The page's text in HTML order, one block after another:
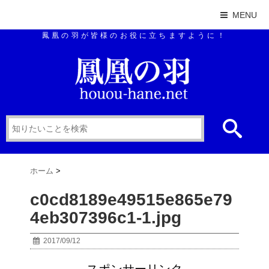
MENU
鳳凰の羽が皆様のお役に立ちますように！
ホーム >
c0cd8189e49515e865e79
4eb307396c1-1.jpg
2017/09/12